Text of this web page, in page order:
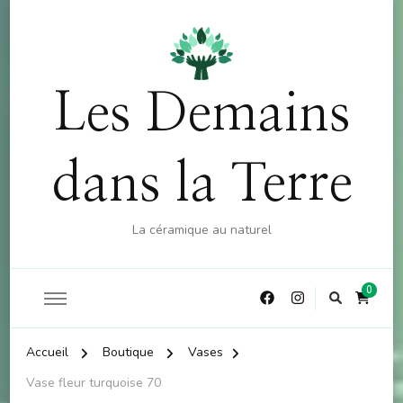
d'achat - CODE : CKDO10
Les Demains
dans la Terre
La céramique au naturel
0
Accueil Boutique
Vases
Vase fleur turquoise 70